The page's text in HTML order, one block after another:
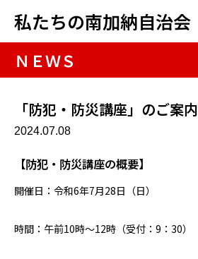
私たちの南加納自治会
ＮＥＷＳ
「防犯・防災講座」のご案内
2024.07.08
【防犯・防災講座の概要】
開催日：令和6年7月28日（日）
時間：午前10時～12時（受付：9：30）